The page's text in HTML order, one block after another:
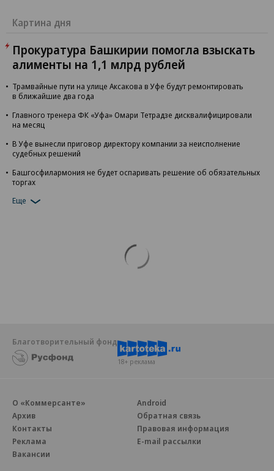
Картина дня
Прокуратура Башкирии помогла взыскать
алименты на 1,1 млрд рублей
Трамвайные пути на улице Аксакова в Уфе будут ремонтировать
в ближайшие два года
Главного тренера ФК «Уфа» Омари Тетрадзе дисквалифицировали
на месяц
В Уфе вынесли приговор директору компании за неисполнение
судебных решений
Башгосфилармония не будет оспаривать решение об обязательных
торгах
Еще
Благотворительный фонд
18+ реклама
О «Коммерсанте»
Архив
Контакты
Реклама
Вакансии
Android
Обратная связь
Правовая информация
E-mail рассылки